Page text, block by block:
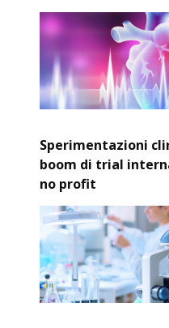
Sperimentazioni
boom di trial
no profit